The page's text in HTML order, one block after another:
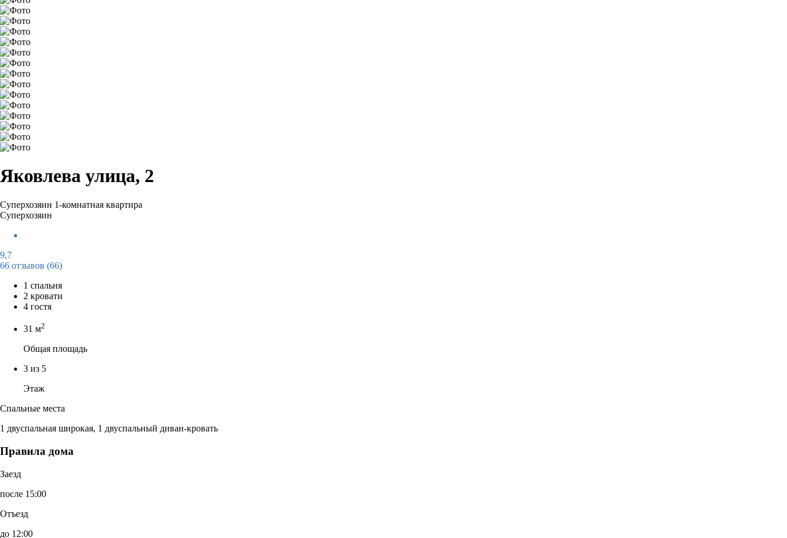
Яковлева улица, 2
Суперхозяин 1-комнатная квартира
Суперхозяин
9,7
66 отзывов (66)
1 спальня
2 кровати
4 гостя
31 м2
Общая площадь
3 из 5
Этаж
Спальные места
1 двуспальная широкая, 1 двуспальный диван-кровать
Правила дома
Заезд
после 15:00
Отъезд
до 12:00